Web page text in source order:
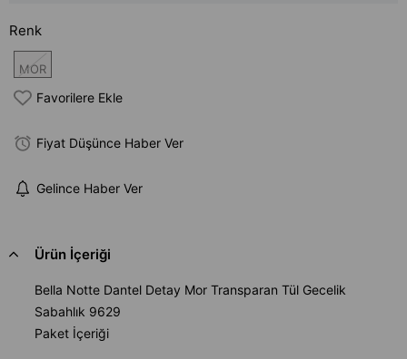
Renk
MOR
Favorilere Ekle
Fiyat Düşünce Haber Ver
Gelince Haber Ver
Ürün İçeriği
Bella Notte Dantel Detay Mor Transparan Tül Gecelik
Sabahlık 9629
Paket İçeriği